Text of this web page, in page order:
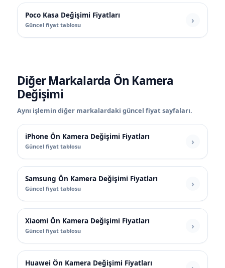
Poco Kasa Değişimi Fiyatları
Güncel fiyat tablosu
Diğer Markalarda Ön Kamera
Değişimi
Aynı işlemin diğer markalardaki güncel fiyat sayfaları.
iPhone Ön Kamera Değişimi Fiyatları
Güncel fiyat tablosu
Samsung Ön Kamera Değişimi Fiyatları
Güncel fiyat tablosu
Xiaomi Ön Kamera Değişimi Fiyatları
Güncel fiyat tablosu
Huawei Ön Kamera Değişimi Fiyatları